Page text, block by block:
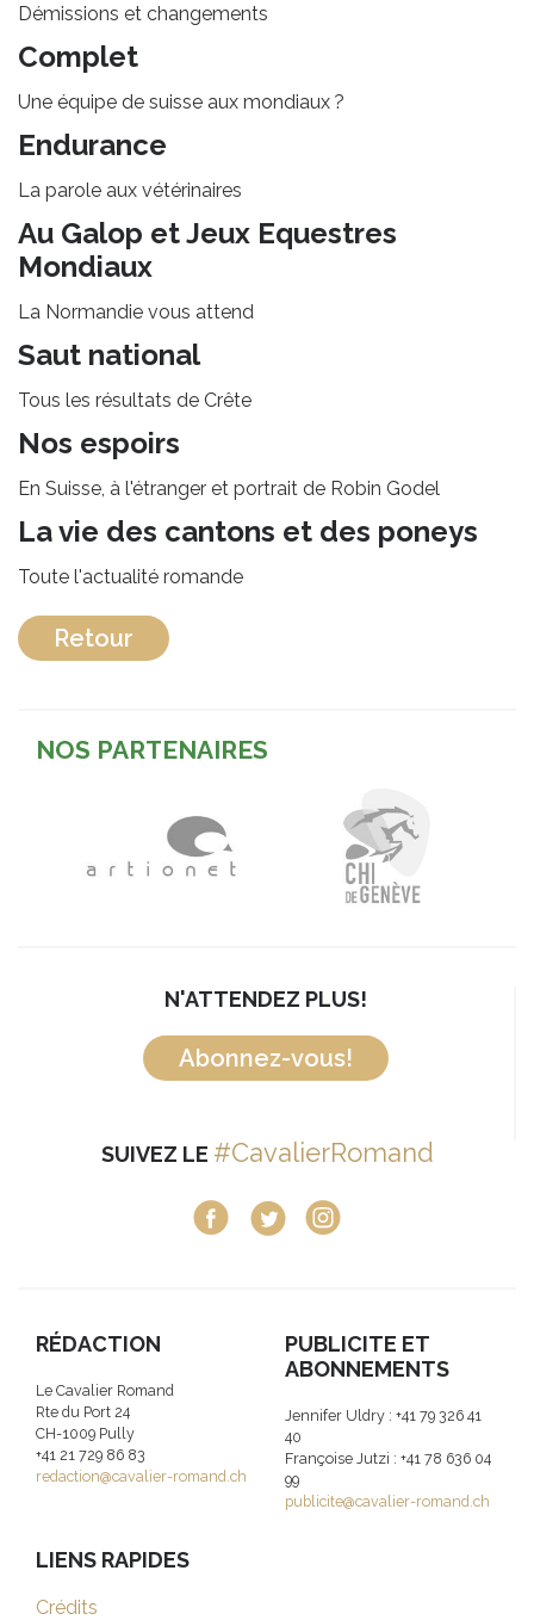
Démissions et changements
Complet
Une équipe de suisse aux mondiaux ?
Endurance
La parole aux vétérinaires
Au Galop et Jeux Equestres
Mondiaux
La Normandie vous attend
Saut national
Tous les résultats de Crête
Nos espoirs
En Suisse, à l'étranger et portrait de Robin Godel
La vie des cantons et des poneys
Toute l'actualité romande
Retour
NOS PARTENAIRES
N'ATTENDEZ PLUS!
Abonnez-vous!
SUIVEZ LE #CavalierRomand
RÉDACTION
Le Cavalier Romand
Rte du Port 24
CH-1009 Pully
+41 21 729 86 83
redaction@cavalier-romand.ch
PUBLICITE ET
ABONNEMENTS
Jennifer Uldry : +41 79 326 41
40
Françoise Jutzi : +41 78 636 04
99
publicite@cavalier-romand.ch
LIENS RAPIDES
Crédits